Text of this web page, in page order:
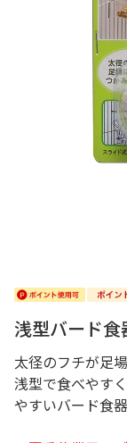
浅型バード食
太径のフチが足
浅型で食べやす
やすいバード食器